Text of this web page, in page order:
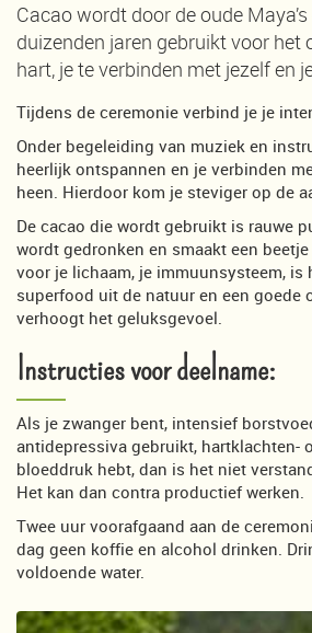
Cacao wordt door de oude
duizenden jaren gebruikt voor het
hart, je te verbinden met jezelf en
Tijdens de ceremonie verbind je je
Onder begeleiding van muziek en
heerlijk ontspannen en je verbinden
heen. Hierdoor kom je steviger op de
De cacao die wordt gebruikt is rauwe
wordt gedronken en smaakt een
voor je lichaam, je immuunsysteem, is
superfood uit de natuur en een goede
verhoogt het geluksgevoel.
Instructies voor deelname:
Als je zwanger bent, intensief
antidepressiva gebruikt, hartklachten-
bloeddruk hebt, dan is het niet
Het kan dan contra productief werken.
Twee uur voorafgaand aan de
dag geen koffie en alcohol drinken.
voldoende water.